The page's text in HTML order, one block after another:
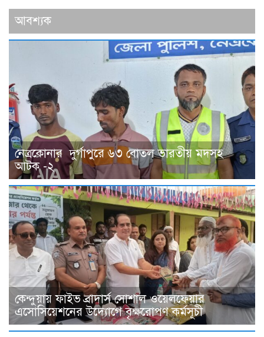
আবশ্যক
নেত্রকোনার দুর্গাপুরে ৬৩ বোতল ভারতীয় মদসহ
আটক -২
কেন্দুয়ায় ফাইভ ব্রাদার্স সোশাল ওয়েলফেয়ার
এসোসিয়েশনের উদ্যোগে বৃক্ষরোপণ কর্মসূচী